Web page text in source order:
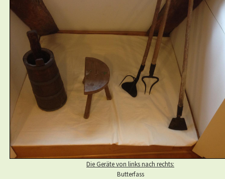
Die Geräte von links nach rechts:
Butterfass